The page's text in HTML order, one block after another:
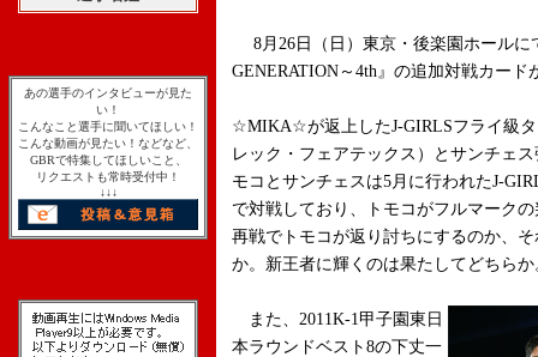
あの選手のインタビューが見た
い！
こんなこと選手に聞いてほしい！
こんな動画が見たい！などなど、
GBRで特集してほしいこと、
リクエストも常時受付中！
↓↓↓
8月26日（日）東京・後楽園ホール
GENERATION～4th』の追加対戦カード
☆MIKA☆が返上したJ-GIRLSフライ級
レック・フェアテックス）とサンチェ
モコとサンチェスは5月に行われたJ-
で対戦しており、トモコがフルマーク
再戦でトモコが返り討ちにするのか、
か。新王者に輝くのは果たしてどちらか
また、2011K-1甲子園東日
本ラウンドベスト8の下丈一